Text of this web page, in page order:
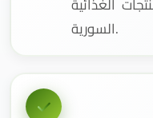
السورية.